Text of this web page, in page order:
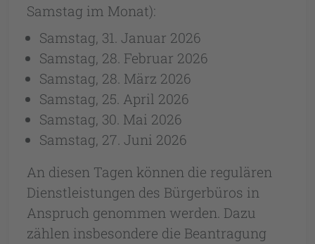
Samstag im Monat):
Samstag, 31. Januar 2026
Samstag, 28. Februar 2026
Samstag, 28. März 2026
Samstag, 25. April 2026
Samstag, 30. Mai 2026
Samstag, 27. Juni 2026
An diesen Tagen können die regulären
Dienstleistungen des Bürgerbüros in
Anspruch genommen werden. Dazu
zählen insbesondere die Beantragung